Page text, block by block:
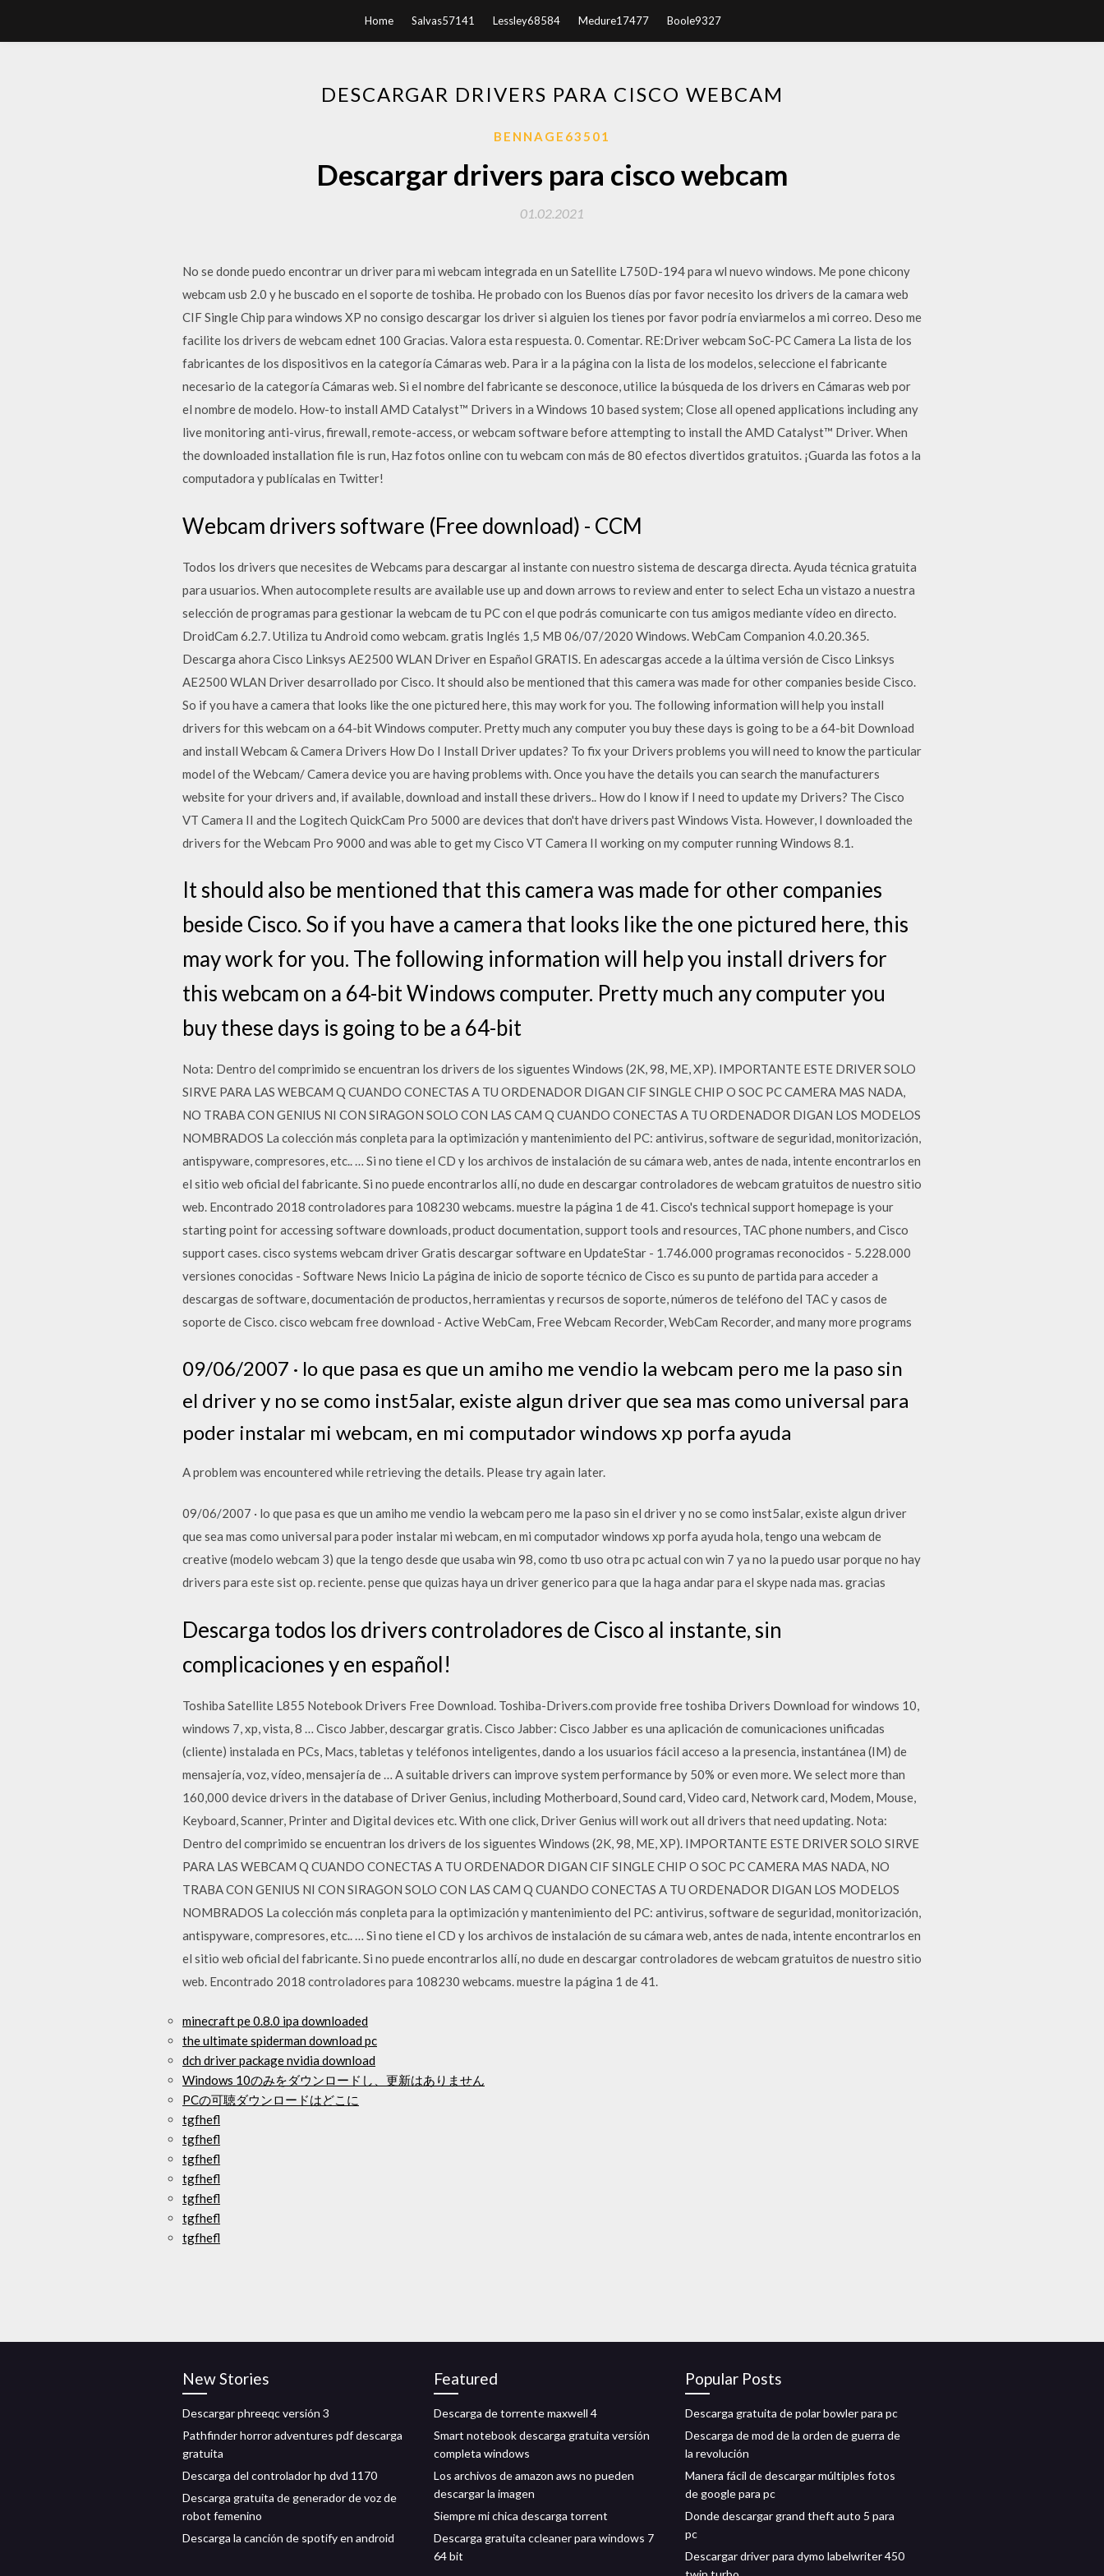
Home Salvas57141 Lessley68584 Medure17477 Boole9327
DESCARGAR DRIVERS PARA CISCO WEBCAM
BENNAGE63501
Descargar drivers para cisco webcam
01.02.2021
No se donde puedo encontrar un driver para mi webcam integrada en un Satellite L750D-194 para wl nuevo windows. Me pone chicony
webcam usb 2.0 y he buscado en el soporte de toshiba. He probado con los Buenos días por favor necesito los drivers de la camara web
CIF Single Chip para windows XP no consigo descargar los driver si alguien los tienes por favor podría enviarmelos a mi correo. Deso me
facilite los drivers de webcam ednet 100 Gracias. Valora esta respuesta. 0. Comentar. RE:Driver webcam SoC-PC Camera La lista de los
fabricantes de los dispositivos en la categoría Cámaras web. Para ir a la página con la lista de los modelos, seleccione el fabricante
necesario de la categoría Cámaras web. Si el nombre del fabricante se desconoce, utilice la búsqueda de los drivers en Cámaras web por
el nombre de modelo. How-to install AMD Catalyst™ Drivers in a Windows 10 based system; Close all opened applications including any
live monitoring anti-virus, firewall, remote-access, or webcam software before attempting to install the AMD Catalyst™ Driver. When
the downloaded installation file is run, Haz fotos online con tu webcam con más de 80 efectos divertidos gratuitos. ¡Guarda las fotos a la
computadora y publícalas en Twitter!
Webcam drivers software (Free download) - CCM
Todos los drivers que necesites de Webcams para descargar al instante con nuestro sistema de descarga directa. Ayuda técnica gratuita
para usuarios. When autocomplete results are available use up and down arrows to review and enter to select Echa un vistazo a nuestra
selección de programas para gestionar la webcam de tu PC con el que podrás comunicarte con tus amigos mediante vídeo en directo.
DroidCam 6.2.7. Utiliza tu Android como webcam. gratis Inglés 1,5 MB 06/07/2020 Windows. WebCam Companion 4.0.20.365.
Descarga ahora Cisco Linksys AE2500 WLAN Driver en Español GRATIS. En adescargas accede a la última versión de Cisco Linksys
AE2500 WLAN Driver desarrollado por Cisco. It should also be mentioned that this camera was made for other companies beside Cisco.
So if you have a camera that looks like the one pictured here, this may work for you. The following information will help you install
drivers for this webcam on a 64-bit Windows computer. Pretty much any computer you buy these days is going to be a 64-bit Download
and install Webcam & Camera Drivers How Do I Install Driver updates? To fix your Drivers problems you will need to know the particular
model of the Webcam/ Camera device you are having problems with. Once you have the details you can search the manufacturers
website for your drivers and, if available, download and install these drivers.. How do I know if I need to update my Drivers? The Cisco
VT Camera II and the Logitech QuickCam Pro 5000 are devices that don't have drivers past Windows Vista. However, I downloaded the
drivers for the Webcam Pro 9000 and was able to get my Cisco VT Camera II working on my computer running Windows 8.1.
It should also be mentioned that this camera was made for other companies
beside Cisco. So if you have a camera that looks like the one pictured here, this
may work for you. The following information will help you install drivers for
this webcam on a 64-bit Windows computer. Pretty much any computer you
buy these days is going to be a 64-bit
Nota: Dentro del comprimido se encuentran los drivers de los siguentes Windows (2K, 98, ME, XP). IMPORTANTE ESTE DRIVER SOLO
SIRVE PARA LAS WEBCAM Q CUANDO CONECTAS A TU ORDENADOR DIGAN CIF SINGLE CHIP O SOC PC CAMERA MAS NADA,
NO TRABA CON GENIUS NI CON SIRAGON SOLO CON LAS CAM Q CUANDO CONECTAS A TU ORDENADOR DIGAN LOS MODELOS
NOMBRADOS La colección más conpleta para la optimización y mantenimiento del PC: antivirus, software de seguridad, monitorización,
antispyware, compresores, etc.. … Si no tiene el CD y los archivos de instalación de su cámara web, antes de nada, intente encontrarlos en
el sitio web oficial del fabricante. Si no puede encontrarlos allí, no dude en descargar controladores de webcam gratuitos de nuestro sitio
web. Encontrado 2018 controladores para 108230 webcams. muestre la página 1 de 41. Cisco's technical support homepage is your
starting point for accessing software downloads, product documentation, support tools and resources, TAC phone numbers, and Cisco
support cases. cisco systems webcam driver Gratis descargar software en UpdateStar - 1.746.000 programas reconocidos - 5.228.000
versiones conocidas - Software News Inicio La página de inicio de soporte técnico de Cisco es su punto de partida para acceder a
descargas de software, documentación de productos, herramientas y recursos de soporte, números de teléfono del TAC y casos de
soporte de Cisco. cisco webcam free download - Active WebCam, Free Webcam Recorder, WebCam Recorder, and many more programs
09/06/2007 · lo que pasa es que un amiho me vendio la webcam pero me la paso sin
el driver y no se como inst5alar, existe algun driver que sea mas como universal para
poder instalar mi webcam, en mi computador windows xp porfa ayuda
A problem was encountered while retrieving the details. Please try again later.
09/06/2007 · lo que pasa es que un amiho me vendio la webcam pero me la paso sin el driver y no se como inst5alar, existe algun driver
que sea mas como universal para poder instalar mi webcam, en mi computador windows xp porfa ayuda hola, tengo una webcam de
creative (modelo webcam 3) que la tengo desde que usaba win 98, como tb uso otra pc actual con win 7 ya no la puedo usar porque no hay
drivers para este sist op. reciente. pense que quizas haya un driver generico para que la haga andar para el skype nada mas. gracias
Descarga todos los drivers controladores de Cisco al instante, sin
complicaciones y en español!
Toshiba Satellite L855 Notebook Drivers Free Download. Toshiba-Drivers.com provide free toshiba Drivers Download for windows 10,
windows 7, xp, vista, 8 … Cisco Jabber, descargar gratis. Cisco Jabber: Cisco Jabber es una aplicación de comunicaciones unificadas
(cliente) instalada en PCs, Macs, tabletas y teléfonos inteligentes, dando a los usuarios fácil acceso a la presencia, instantánea (IM) de
mensajería, voz, vídeo, mensajería de … A suitable drivers can improve system performance by 50% or even more. We select more than
160,000 device drivers in the database of Driver Genius, including Motherboard, Sound card, Video card, Network card, Modem, Mouse,
Keyboard, Scanner, Printer and Digital devices etc. With one click, Driver Genius will work out all drivers that need updating. Nota:
Dentro del comprimido se encuentran los drivers de los siguentes Windows (2K, 98, ME, XP). IMPORTANTE ESTE DRIVER SOLO SIRVE
PARA LAS WEBCAM Q CUANDO CONECTAS A TU ORDENADOR DIGAN CIF SINGLE CHIP O SOC PC CAMERA MAS NADA, NO
TRABA CON GENIUS NI CON SIRAGON SOLO CON LAS CAM Q CUANDO CONECTAS A TU ORDENADOR DIGAN LOS MODELOS
NOMBRADOS La colección más conpleta para la optimización y mantenimiento del PC: antivirus, software de seguridad, monitorización,
antispyware, compresores, etc.. … Si no tiene el CD y los archivos de instalación de su cámara web, antes de nada, intente encontrarlos en
el sitio web oficial del fabricante. Si no puede encontrarlos allí, no dude en descargar controladores de webcam gratuitos de nuestro sitio
web. Encontrado 2018 controladores para 108230 webcams. muestre la página 1 de 41.
minecraft pe 0.8.0 ipa downloaded
the ultimate spiderman download pc
dch driver package nvidia download
Windows 10のみをダウンロードし、更新はありません
PCの可聴ダウンロードはどこに
tgfhefl
tgfhefl
tgfhefl
tgfhefl
tgfhefl
tgfhefl
tgfhefl
New Stories
Descargar phreeqc versión 3
Pathfinder horror adventures pdf descarga
gratuita
Descarga del controlador hp dvd 1170
Descarga gratuita de generador de voz de
robot femenino
Descarga la canción de spotify en android
Featured
Descarga de torrente maxwell 4
Smart notebook descarga gratuita versión
completa windows
Los archivos de amazon aws no pueden
descargar la imagen
Siempre mi chica descarga torrent
Descarga gratuita ccleaner para windows 7
64 bit
Popular Posts
Descarga gratuita de polar bowler para pc
Descarga de mod de la orden de guerra de
la revolución
Manera fácil de descargar múltiples fotos
de google para pc
Donde descargar grand theft auto 5 para
pc
Descargar driver para dymo labelwriter 450